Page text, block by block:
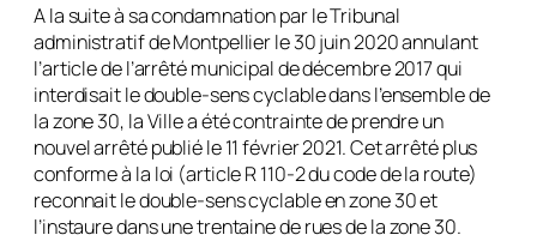
A la suite à sa condamnation par le Tribunal
administratif de Montpellier le 30 juin 2020 annulant
l’article de l’arrêté municipal de décembre 2017 qui
interdisait le double-sens cyclable dans l’ensemble de
la zone 30, la Ville a été contrainte de prendre un
nouvel arrêté publié le 11 février 2021. Cet arrêté plus
conforme à la loi (article R 110-2 du code de la route)
reconnait le double-sens cyclable en zone 30 et
l’instaure dans une trentaine de rues de la zone 30.